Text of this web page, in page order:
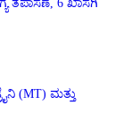
ತಪಾಸಣೆ, 6 ಖಾಸಗಿ
(MT) ಮತ್ತು